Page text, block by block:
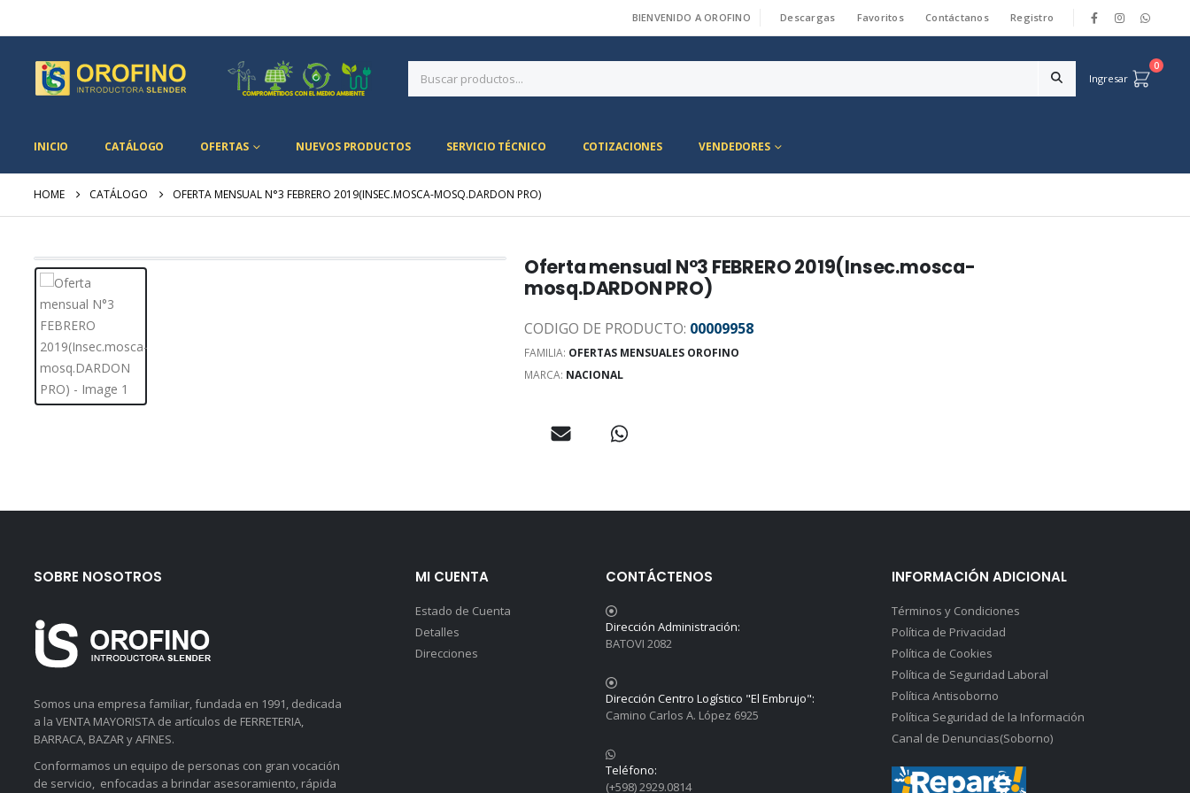
BIENVENIDO A OROFINO Descargas Favoritos Contáctanos Registro
Ingresar
0
INICIO CATÁLOGO OFERTAS NUEVOS PRODUCTOS SERVICIO TÉCNICO COTIZACIONES VENDEDORES
HOME CATÁLOGO OFERTA MENSUAL N°3 FEBRERO 2019(INSEC.MOSCA-MOSQ.DARDON PRO)
Oferta mensual N°3 FEBRERO 2019(Insec.mosca-
mosq.DARDON PRO)
CODIGO DE PRODUCTO: 00009958
FAMILIA: OFERTAS MENSUALES OROFINO
MARCA: NACIONAL
SOBRE NOSOTROS
Somos una empresa familiar, fundada en 1991, dedicada
a la VENTA MAYORISTA de artículos de FERRETERIA,
BARRACA, BAZAR y AFINES.
Conformamos un equipo de personas con gran vocación
de servicio, enfocadas a brindar asesoramiento, rápida
MI CUENTA
Estado de Cuenta
Detalles
Direcciones
CONTÁCTENOS
Dirección Administración:
BATOVI 2082
Dirección Centro Logístico "El Embrujo":
Camino Carlos A. López 6925
Teléfono:
(+598) 2929.0814
INFORMACIÓN ADICIONAL
Términos y Condiciones
Política de Privacidad
Política de Cookies
Política de Seguridad Laboral
Política Antisoborno
Política Seguridad de la Información
Canal de Denuncias(Soborno)